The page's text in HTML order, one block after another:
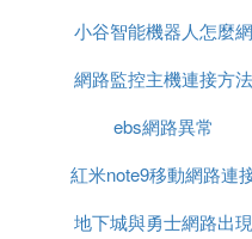
換個軟體試試，比如
VAGAA 網路類型連不上
關閉了一些關口 沒法下
哇嘎現在為什麼連不上網
還有哇嘎呢 慢而已資源
小谷智能機器人怎麼網
路連接
網路監控主機連接方法
ebs網路異常
紅米note9移動網路連
不上
地下城與勇士網路出現